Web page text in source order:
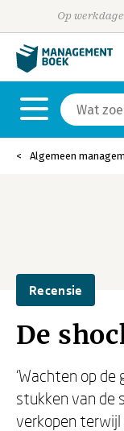
Op
Algemeen
Recensie
De
‘Wachten op
stukken van de
verkopen terwijl